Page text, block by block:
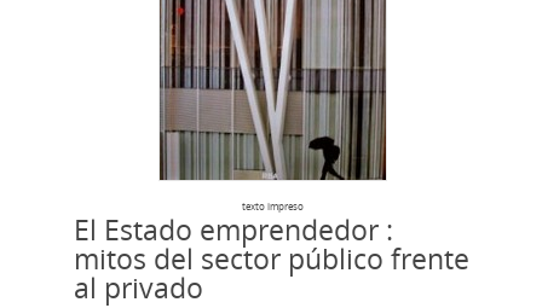
texto impreso
El Estado emprendedor :
mitos del sector público frente
al privado